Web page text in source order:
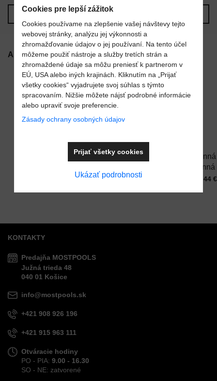
Nový komentár
MENO
VÁŠ E-MAIL
VAŠA OTÁZKA K PRODUKTU
Predchádzajúci produkt
Alternatívne produkty
Do košíka
Esencia do
sicílsky
Cena s DPH
39,87 €
do
Cena
34,44 €
KONTAKTY
Predajňa MOSTPOOLS
Južná trieda 48
040 01 Košice
info@mostpools.sk
+421 908 926 196
+421 915 963 111
Otváracie hodiny
PO - PIA: 9.00 - 16.30
SO - NE: zatvorené
Cookies pre lepší zážitok
Cookies používame na zlepšenie vašej návštevy tejto
webovej stránky, analýzu jej výkonnosti a
zhromažďovanie údajov o jej používaní. Na tento účel
môžeme použiť nástroje a služby tretích strán a
zhromaždené údaje sa môžu preniesť k partnerom v
EÚ, USA alebo iných krajinách. Kliknutím na „Prijať
všetky cookies“ vyjadrujete svoj súhlas s týmto
spracovaním. Nižšie môžete nájsť podrobné informácie
alebo upraviť svoje preferencie.
Zásady ochrany osobných údajov
Ukázať podrobnosti
Prijať všetky cookies